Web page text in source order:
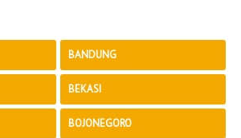
BANDUNG
BEKASI
BOJONEGORO